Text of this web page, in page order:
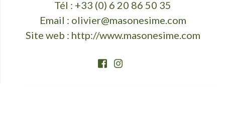
Tél : +33 (0) 6 20 86 50 35
Email : olivier@masonesime.com
Site web : http://www.masonesime.com